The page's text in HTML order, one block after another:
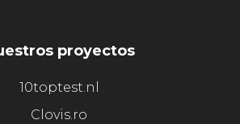
proyectos
10toptest.nl
Clovis.ro